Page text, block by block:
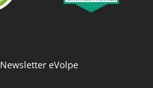
Newsletter eVolpe